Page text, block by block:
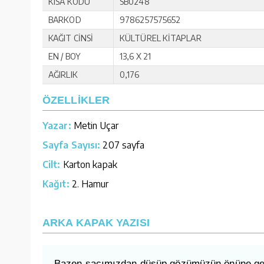
BARKOD
9786257575652
KAĞIT CİNSİ
KÜLTÜREL KİTAPLAR
EN / BOY
13,6 X 21
AĞIRLIK
0,176
ÖZELLİKLER
Yazar: Metin Uçar
Sayfa Sayısı: 207 sayfa
Cilt: Karton kapak
Kağıt: 2. Hamur
ARKA KAPAK YAZISI